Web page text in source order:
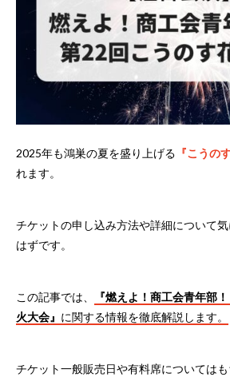
2025年も鴻巣の夏を盛り上げる 『こうの
れます。
チケットの申し込み方法や詳細について
はずです。
この記事では、
『燃えよ！商工会青年部
火大会』 に関する情報を徹底解説します。
チケット一般販売日や有料席についてはも